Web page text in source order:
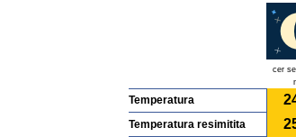
cer
Temperatura
Temperatura resimitita